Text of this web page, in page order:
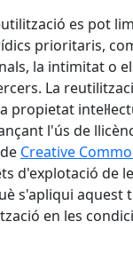
es pot
prioritaris,
la intimitat o
La
propietat
l'ús de
Creative
d'explotació de
s'apliqui aquest
en les